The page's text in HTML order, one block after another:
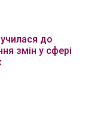
до
змін у сфері